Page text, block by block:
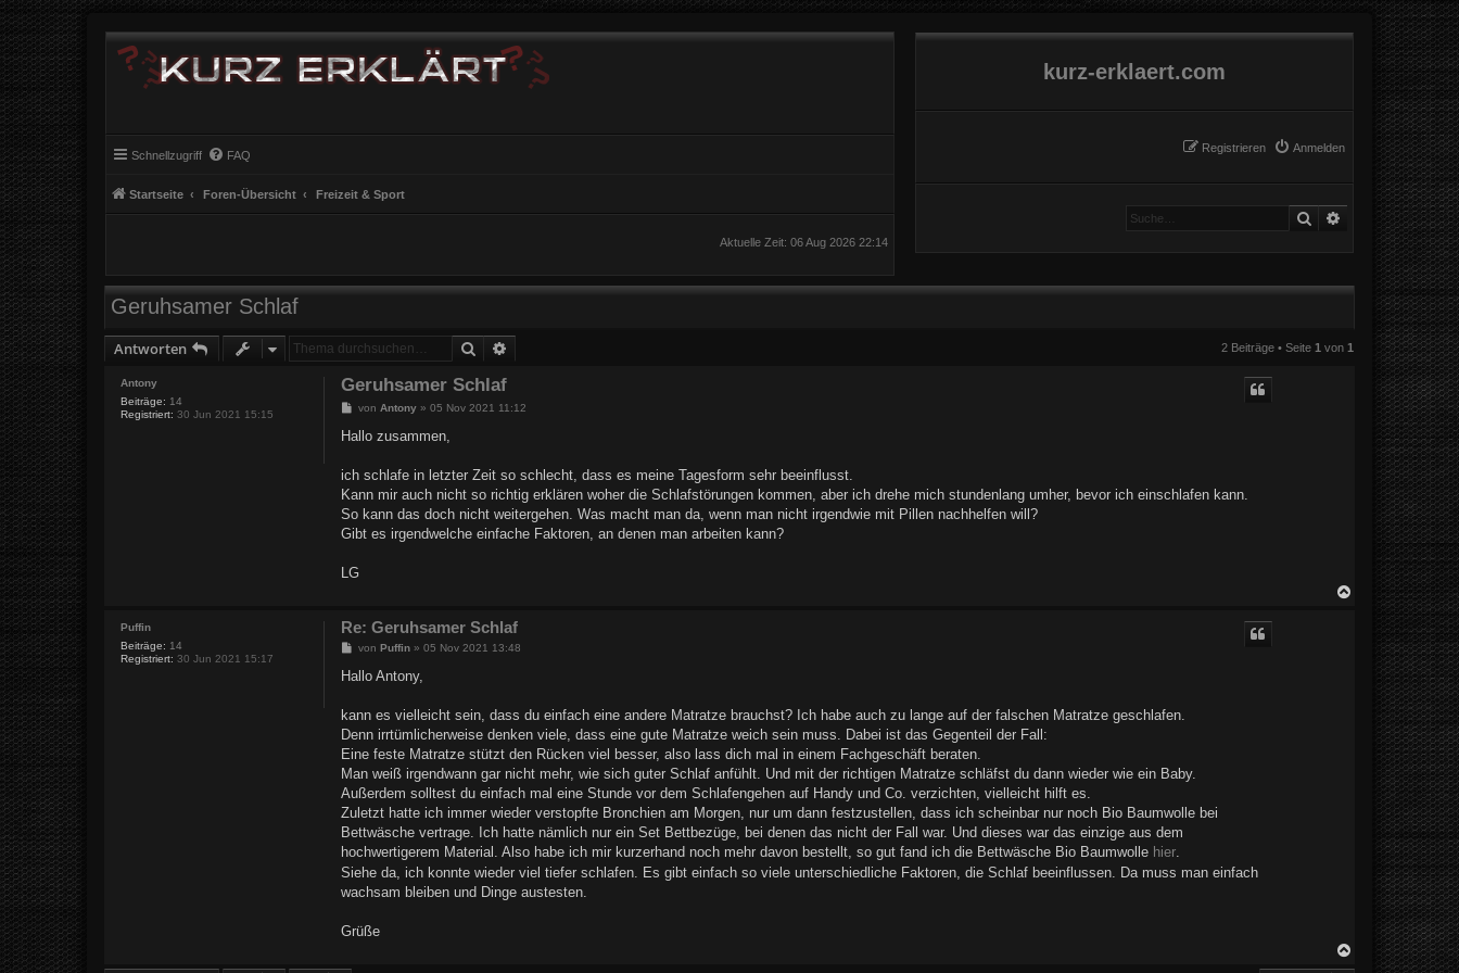
kurz-erklaert.com
Anmelden
Registrieren
Schnellzugriff FAQ
Startseite Foren-Übersicht Freizeit & Sport
Suche Erweiterte Suche
Aktuelle Zeit: 06 Aug 2026 22:14
Geruhsamer Schlaf
Antworten Suche 2 Beiträge • Seite 1von 1
Antony
Beiträge: 14
Registriert: 30 Jun 2021 15:15
Geruhsamer Schlaf
B
i
a
von Antony »05 Nov 2021 11:12
Hallo zusammen,
ich schlafe in letzter Zeit so schlecht, dass es meine Tagesform sehr beeinflusst.
Kann mir auch nicht so richtig erklären woher die Schlafstörungen kommen, aber ich drehe mich stundenlang umher, bevor ich einschlafen kann.
So kann das doch nicht weitergehen. Was macht man da, wenn man nicht irgendwie mit Pillen nachhelfen will?
Gibt es irgendwelche einfache Faktoren, an denen man arbeiten kann?
LG
Puffin
Beiträge: 14
Registriert: 30 Jun 2021 15:17
Re: Geruhsamer Schlaf
B
i
a
von Puffin »05 Nov 2021 13:48
Hallo Antony,
kann es vielleicht sein, dass du einfach eine andere Matratze brauchst? Ich habe auch zu lange auf der falschen Matratze geschlafen.
Denn irrtümlicherweise denken viele, dass eine gute Matratze weich sein muss. Dabei ist das Gegenteil der Fall:
Eine feste Matratze stützt den Rücken viel besser, also lass dich mal in einem Fachgeschäft beraten.
Man weiß irgendwann gar nicht mehr, wie sich guter Schlaf anfühlt. Und mit der richtigen Matratze schläfst du dann wieder wie ein Baby.
Außerdem solltest du einfach mal eine Stunde vor dem Schlafengehen auf Handy und Co. verzichten, vielleicht hilft es.
Zuletzt hatte ich immer wieder verstopfte Bronchien am Morgen, nur um dann festzustellen, dass ich scheinbar nur noch Bio Baumwolle bei
Bettwäsche vertrage. Ich hatte nämlich nur ein Set Bettbezüge, bei denen das nicht der Fall war. Und dieses war das einzige aus dem
hochwertigerem Material. Also habe ich mir kurzerhand noch mehr davon bestellt, so gut fand ich die Bettwäsche Bio Baumwolle hier.
Siehe da, ich konnte wieder viel tiefer schlafen. Es gibt einfach so viele unterschiedliche Faktoren, die Schlaf beeinflussen. Da muss man einfach
wachsam bleiben und Dinge austesten.
Grüße